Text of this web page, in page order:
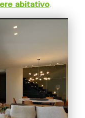
abitativo.